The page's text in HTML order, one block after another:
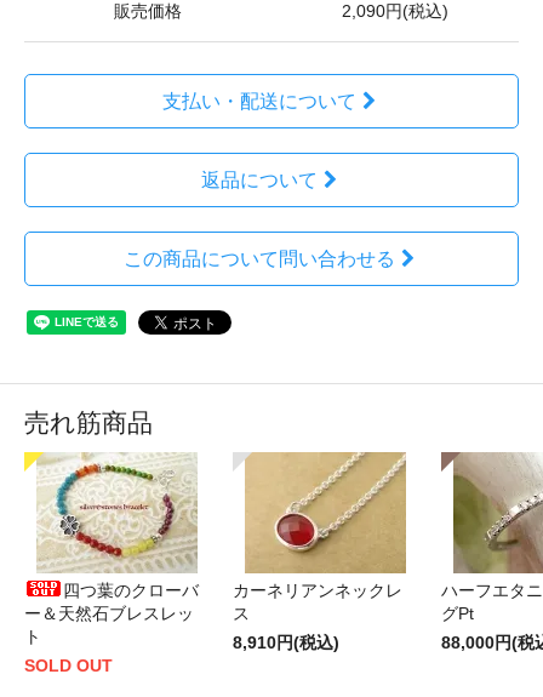
販売価格 2,090円(税込)
支払い・配送について
返品について
この商品について問い合わせる
売れ筋商品
四つ葉のクローバ
ー＆天然石ブレスレッ
ト
SOLD OUT
カーネリアンネックレ
ス
8,910円(税込)
ハーフエタ
グPt
88,000円(税